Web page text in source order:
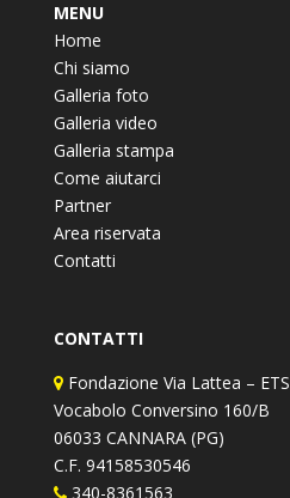
MENU
Home
Chi siamo
Galleria foto
Galleria video
Galleria stampa
Come aiutarci
Partner
Area riservata
Contatti
CONTATTI
Fondazione Via Lattea – ETS
Vocabolo Conversino 160/B
06033 CANNARA (PG)
C.F. 94158530546
340-8361563